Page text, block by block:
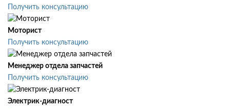
Получить консультацию
Моторист
Получить консультацию
Менеджер отдела запчастей
Получить консультацию
Электрик-диагност